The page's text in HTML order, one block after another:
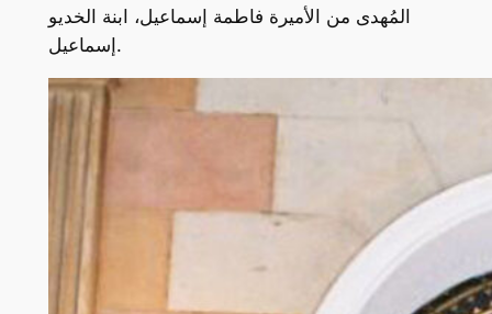
المُهدى من الأميرة فاطمة إسماعيل، ابنة الخديو
إسماعيل.